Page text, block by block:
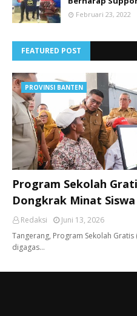
Februari 23, 2022
FEATURED POST
PROVINSI BANTEN
Program Sekolah
Dongkrak Minat
Redaksi
Juni 13, 2026
Tangerang, ​Program Sekolah Gratis
digagas…